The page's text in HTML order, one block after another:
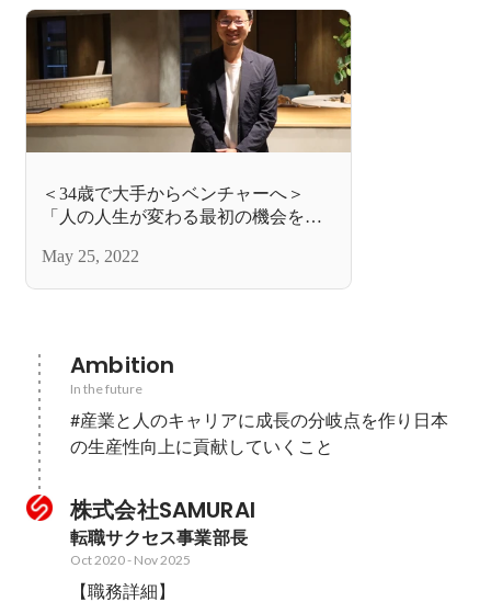
＜34歳で大手からベンチャーへ＞
「人の人生が変わる最初の機会を創
ト
May 25, 2022
Ambition
In the future
#産業と人のキャリアに成長の分岐点を作り日本
の生産性向上に貢献していくこと
株式会社SAMURAI
転職サクセス事業部長
Oct 2020- Nov 2025
【職務詳細】